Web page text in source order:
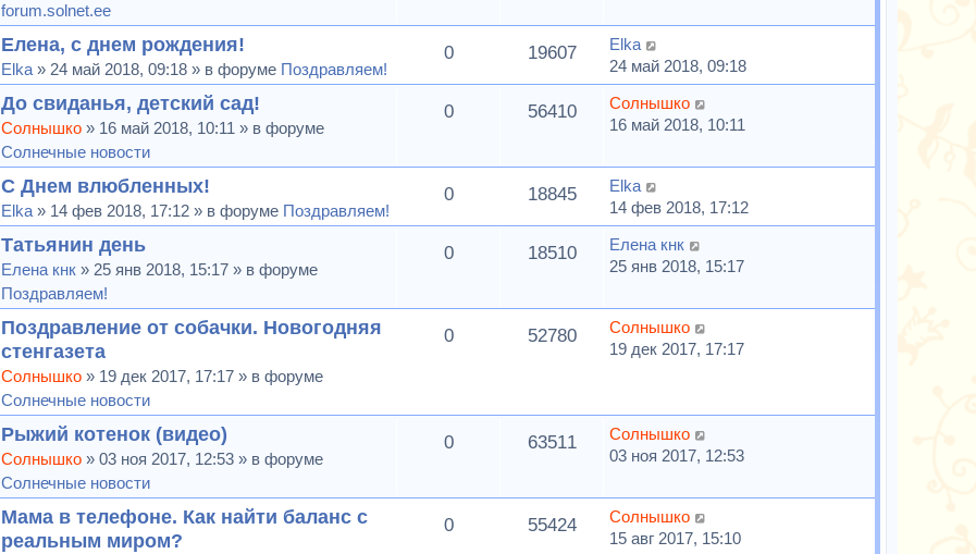
forum.solnet.ee
Елена, с днем рождения!
Elka» 24 май 2018, 09:18 » в форуме Поздравляем!
0 19607
Elka
24 май 2018, 09:18
До свиданья, детский сад!
Солнышко» 16 май 2018, 10:11 » в форуме
Солнечные новости
0 56410
Солнышко
16 май 2018, 10:11
С Днем влюбленных!
Elka» 14 фев 2018, 17:12 » в форуме Поздравляем!
0 18845
Elka
14 фев 2018, 17:12
Татьянин день
Елена кнк» 25 янв 2018, 15:17 » в форуме
Поздравляем!
0 18510
Елена кнк
25 янв 2018, 15:17
Поздравление от собачки. Новогодняя
стенгазета
Солнышко» 19 дек 2017, 17:17 » в форуме
Солнечные новости
0 52780
Солнышко
19 дек 2017, 17:17
Рыжий котенок (видео)
Солнышко» 03 ноя 2017, 12:53 » в форуме
Солнечные новости
0 63511
Солнышко
03 ноя 2017, 12:53
Мама в телефоне. Как найти баланс с
реальным миром?
0 55424
Солнышко
15 авг 2017, 15:10